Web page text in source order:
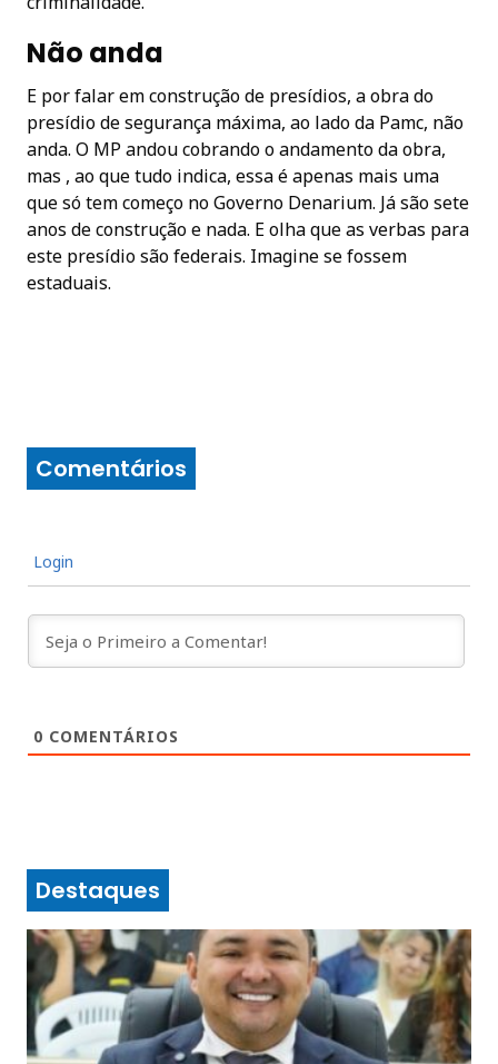
Não anda
E por falar em construção de presídios, a obra do
presídio de segurança máxima, ao lado da Pamc, não
anda. O MP andou cobrando o andamento da obra,
mas , ao que tudo indica, essa é apenas mais uma
que só tem começo no Governo Denarium. Já são sete
anos de construção e nada. E olha que as verbas para
este presídio são federais. Imagine se fossem
estaduais.
Comentários
Login
0 COMENTÁRIOS
Destaques